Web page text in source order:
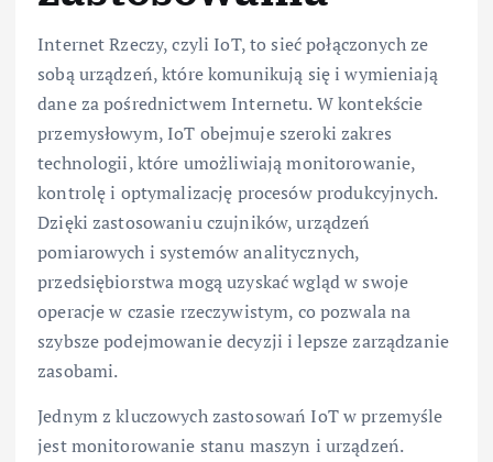
Internet Rzeczy, czyli IoT, to sieć połączonych ze
sobą urządzeń, które komunikują się i wymieniają
dane za pośrednictwem Internetu. W kontekście
przemysłowym, IoT obejmuje szeroki zakres
technologii, które umożliwiają monitorowanie,
kontrolę i optymalizację procesów produkcyjnych.
Dzięki zastosowaniu czujników, urządzeń
pomiarowych i systemów analitycznych,
przedsiębiorstwa mogą uzyskać wgląd w swoje
operacje w czasie rzeczywistym, co pozwala na
szybsze podejmowanie decyzji i lepsze zarządzanie
zasobami.
Jednym z kluczowych zastosowań IoT w przemyśle
jest monitorowanie stanu maszyn i urządzeń.